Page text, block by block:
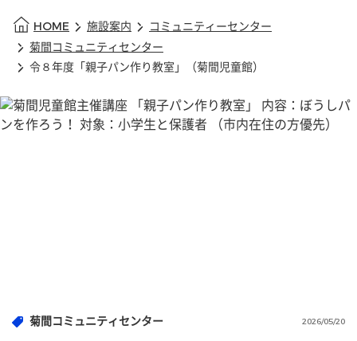
HOME 施設案内
コミュニティーセンター
菊間コミュニティセンター
令８年度「親子パン作り教室」（菊間児童館）
菊間コミュニティセンター 2026/05/20